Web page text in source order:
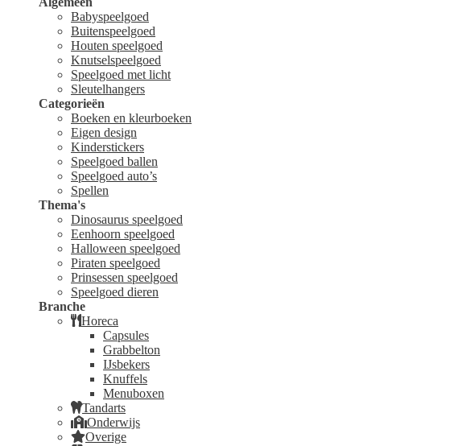
Babyspeelgoed
Buitenspeelgoed
Houten speelgoed
Knutselspeelgoed
Speelgoed met licht
Sleutelhangers
Categorieën
Boeken en kleurboeken
Eigen design
Kinderstickers
Speelgoed ballen
Speelgoed auto’s
Spellen
Thema's
Dinosaurus speelgoed
Eenhoorn speelgoed
Halloween speelgoed
Piraten speelgoed
Prinsessen speelgoed
Speelgoed dieren
Branche
Horeca
Capsules
Grabbelton
IJsbekers
Knuffels
Menuboxen
Tandarts
Onderwijs
Overige